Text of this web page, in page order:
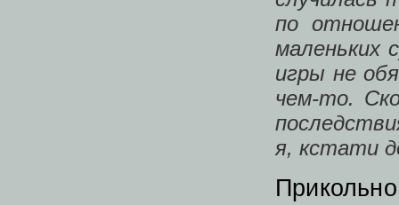
по
маленьких
игры не
чем-то.
я, кстати